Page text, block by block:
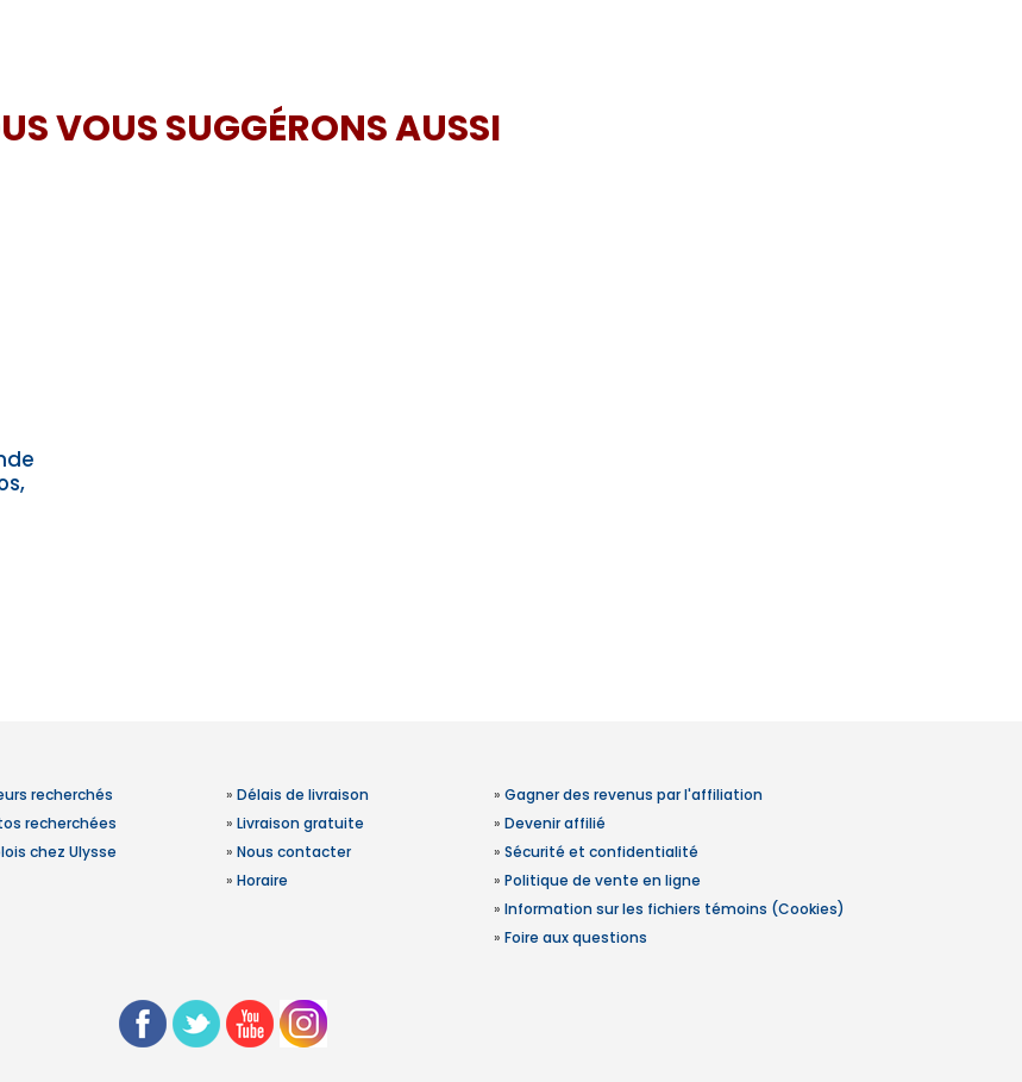
VOUS SUGGÉRONS AUSSI
recherchés
recherchées
chez Ulysse
» Délais de livraison
» Livraison gratuite
» Nous contacter
» Horaire
» Gagner des revenus par l'affiliation
» Devenir affilié
» Sécurité et confidentialité
» Politique de vente en ligne
» Information sur les fichiers témoins (Cookies)
» Foire aux questions